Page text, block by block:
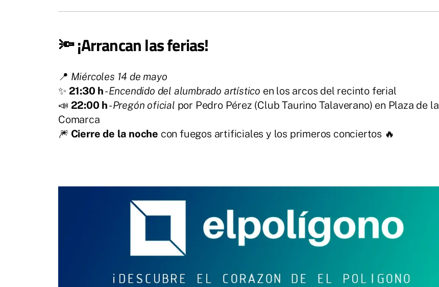
🔦¡Arrancan las ferias!
📍 Miércoles 14 de mayo
✨ 21:30 h-Encendido del alumbrado artístico en los arcos del recinto ferial
📣 22:00 h-Pregón oficial por Pedro Pérez (Club Taurino Talaverano) en Plaza de la
Comarca
🎆 Cierre de la noche con fuegos artificiales y los primeros conciertos 🔥